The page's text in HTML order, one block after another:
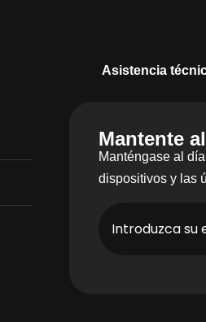
Asistencia
Mantente
Manténgase al
dispositivos y las